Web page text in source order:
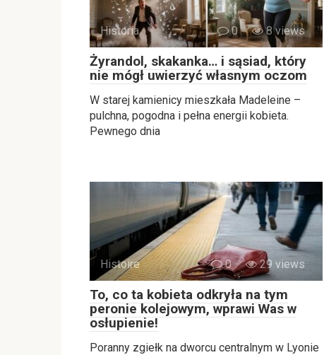
Historia 0 8 views
Żyrandol, skakanka… i sąsiad, który
nie mógł uwierzyć własnym oczom
W starej kamienicy mieszkała Madeleine –
pulchna, pogodna i pełna energii kobieta.
Pewnego dnia
Histoire 0 29 views
To, co ta kobieta odkryła na tym
peronie kolejowym, wprawi Was w
osłupienie!
Poranny zgiełk na dworcu centralnym w Lyonie